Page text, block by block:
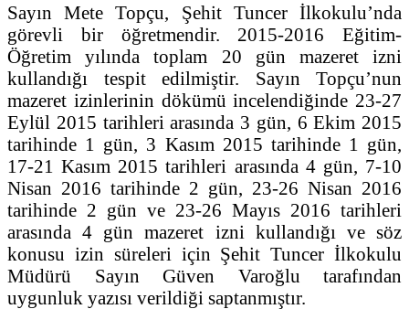
Sayın Mete Topçu, Şehit Tuncer İlkokulu’nda
görevli bir öğretmendir. 2015-2016 Eğitim-
Öğretim yılında toplam 20 gün mazeret izni
kullandığı tespit edilmiştir. Sayın Topçu’nun
mazeret izinlerinin dökümü incelendiğinde 23-27
Eylül 2015 tarihleri arasında 3 gün, 6 Ekim 2015
tarihinde 1 gün, 3 Kasım 2015 tarihinde 1 gün,
17-21 Kasım 2015 tarihleri arasında 4 gün, 7-10
Nisan 2016 tarihinde 2 gün, 23-26 Nisan 2016
tarihinde 2 gün ve 23-26 Mayıs 2016 tarihleri
arasında 4 gün mazeret izni kullandığı ve söz
konusu izin süreleri için Şehit Tuncer İlkokulu
Müdürü Sayın Güven Varoğlu tarafından
uygunluk yazısı verildiği saptanmıştır.